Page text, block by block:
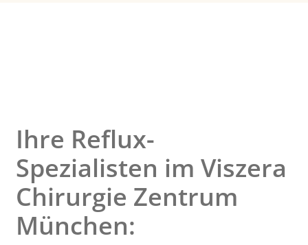
Ihre Reflux-
Spezialisten im Viszera
Chirurgie Zentrum
München: